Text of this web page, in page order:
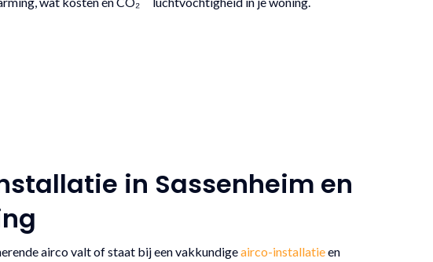
in Sassenheim en
airco valt of staat bij een vakkundigeairco-installatieen